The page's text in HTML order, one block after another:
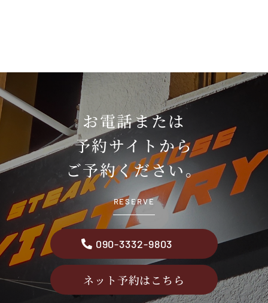
お電話または
予約サイトから
ご予約ください。
RESERVE
090-3332-9803
ネット予約はこちら